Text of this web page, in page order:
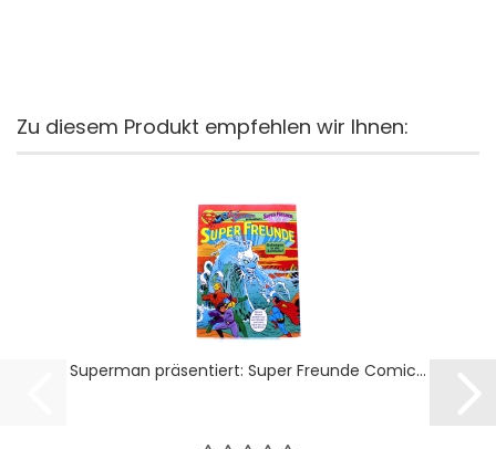
Zu diesem Produkt empfehlen wir Ihnen:
Superman präsentiert: Super Freunde Comic...